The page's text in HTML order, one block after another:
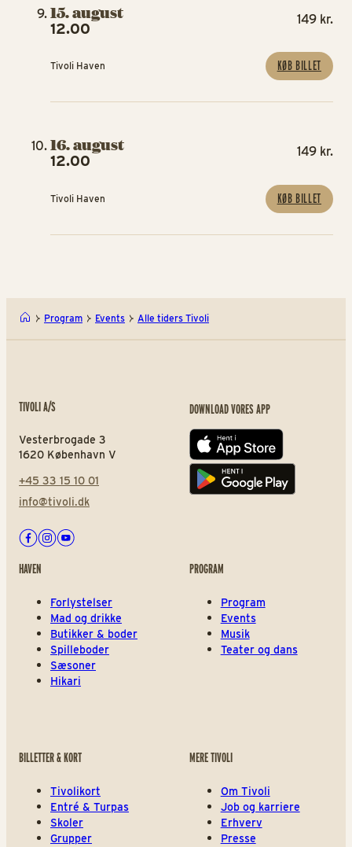
15. august
12.00
Tivoli Haven
149 kr.
KØB BILLET
16. august
12.00
Tivoli Haven
149 kr.
KØB BILLET
Program Events Alle tiders Tivoli
TIVOLI A/S
Vesterbrogade 3
1620 København V
+45 33 15 10 01
info@tivoli.dk
Facebook
Instagram
Youtube
DOWNLOAD VORES APP
App store
Play store
HAVEN
Forlystelser
Mad og drikke
Butikker & boder
Spilleboder
Sæsoner
Hikari
PROGRAM
Program
Events
Musik
Teater og dans
BILLETTER & KORT
Tivolikort
Entré & Turpas
Skoler
Grupper
MERE TIVOLI
Om Tivoli
Job og karriere
Erhverv
Presse